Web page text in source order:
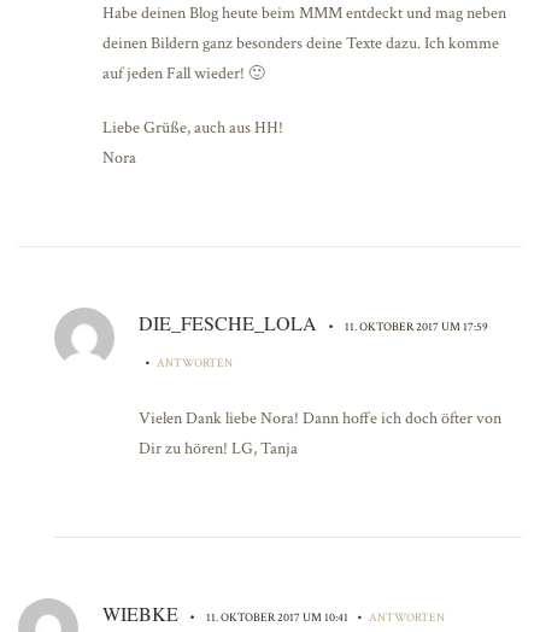
Habe deinen Blog heute beim MMM entdeckt und mag neben
deinen Bildern ganz besonders deine Texte dazu. Ich komme
auf jeden Fall wieder! 🙂
Liebe Grüße, auch aus HH!
Nora
DIE_FESCHE_LOLA • 11. OKTOBER 2017 UM 17:59
• ANTWORTEN
Vielen Dank liebe Nora! Dann hoffe ich doch öfter von
Dir zu hören! LG, Tanja
WIEBKE • 11. OKTOBER 2017 UM 10:41 • ANTWORTEN